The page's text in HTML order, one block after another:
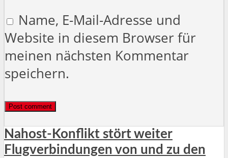
Name, E-Mail-Adresse und
Website in diesem Browser für
meinen nächsten Kommentar
speichern.
Nahost-Konflikt stört weiter
Flugverbindungen von und zu den